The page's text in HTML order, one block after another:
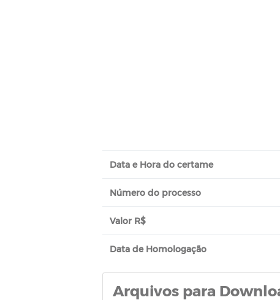
Data e Hora do certame
Número do processo
Valor R$
Data de Homologação
Arquivos para